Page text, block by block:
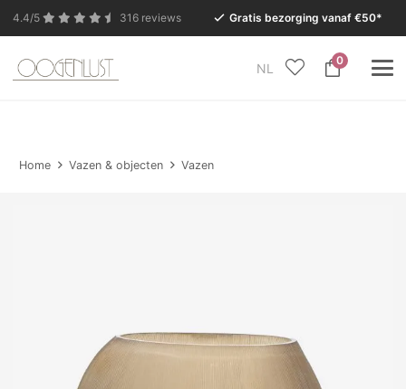
4.4/5 316 reviews Gratis bezorging vanaf €50*
NL
0
In verband met de zomervakantie is onze Conceptstore
Home Vazen & objecten Vazen